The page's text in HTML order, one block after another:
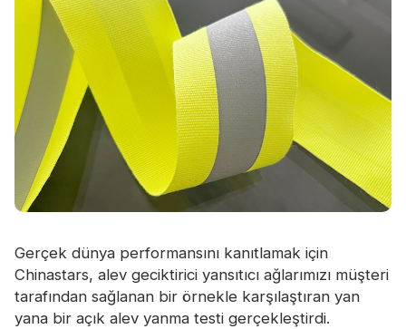
Video
Temas etmek
Gerçek dünya performansını kanıtlamak için
Chinastars, alev geciktirici yansıtıcı ağlarımızı müşteri
tarafından sağlanan bir örnekle karşılaştıran yan
yana bir açık alev yanma testi gerçekleştirdi.